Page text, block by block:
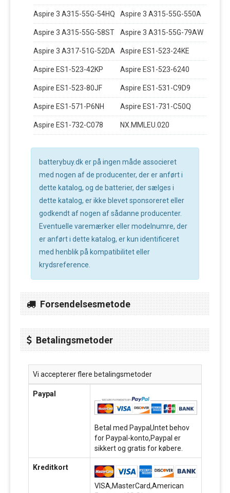
Aspire 3 A315-55G-54HQ Aspire 3 A315-55G-550A
Aspire 3 A315-55G-58ST Aspire 3 A315-55G-79AW
Aspire 3 A317-51G-52DA Aspire ES1-523-24KE
Aspire ES1-523-42KP Aspire ES1-523-6240
Aspire ES1-523-80JF Aspire ES1-531-C9D9
Aspire ES1-571-P6NH Aspire ES1-731-C50Q
Aspire ES1-732-C078 NX.MMLEU.020
batterybuy.dk er på ingen måde associeret
med nogen af de producenter, der er anført i
dette katalog, og de batterier, der sælges i
dette katalog, er ikke blevet sponsoreret eller
godkendt af nogen af sådanne producenter.
Eventuelle varemærker eller modelnumre, der
er anført i dette katalog, er kun identificeret
med henblik på kompatibilitet eller
krydsreference.
Forsendelsesmetode
Betalingsmetoder
Vi accepterer flere betalingsmetoder
Paypal
Betal med Paypal,Intet behov
for Paypal-konto,Paypal er
sikkert og gratis for købere.
Kreditkort
VISA,MasterCard,American